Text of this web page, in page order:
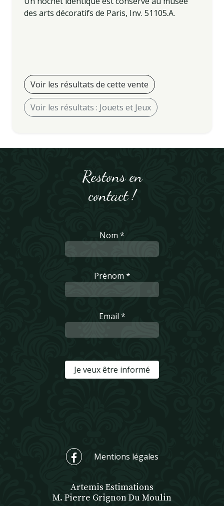
des arts décoratifs de Paris, Inv. 51105.A.
Voir les résultats de cette vente
Voir les résultats : Jouets et Jeux
Restons en
contact !
Nom *
Prénom *
Email *
Je veux être informé
Mentions légales
Artemis Estimations
M. Pierre Grignon Du Moulin